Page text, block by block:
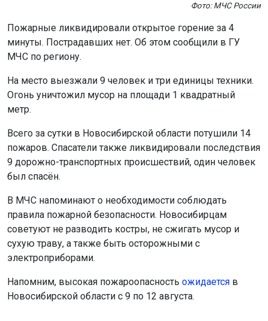
Фото: МЧС России
Пожарные ликвидировали открытое горение за 4
минуты. Пострадавших нет. Об этом сообщили в ГУ
МЧС по региону.
На место выезжали 9 человек и три единицы техники.
Огонь уничтожил мусор на площади 1 квадратный
метр.
Всего за сутки в Новосибирской области потушили 14
пожаров. Спасатели также ликвидировали последствия
9 дорожно-транспортных происшествий, один человек
был спасён.
В МЧС напоминают о необходимости соблюдать
правила пожарной безопасности. Новосибирцам
советуют не разводить костры, не сжигать мусор и
сухую траву, а также быть осторожными с
электроприборами.
Напомним, высокая пожароопасность ожидается в
Новосибирской области с 9 по 12 августа.